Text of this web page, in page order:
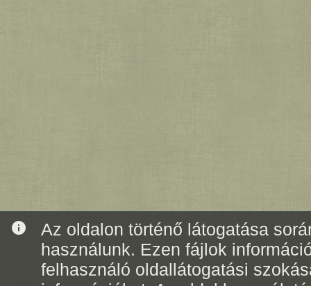
info
Az oldalon történő látogatása
használunk. Ezen fájlok
felhasználó oldallátogatási